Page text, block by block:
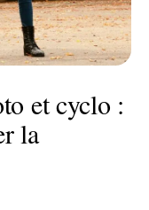
et cyclo :
la